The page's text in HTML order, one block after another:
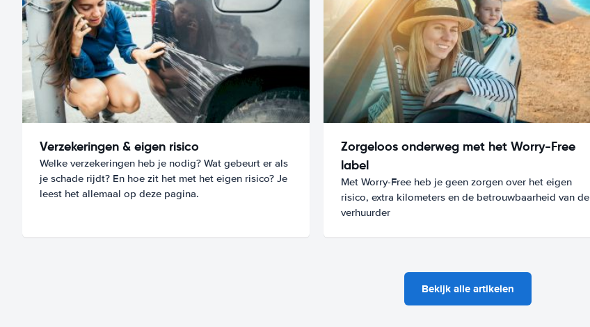
Verzekeringen & eigen risico
Welke verzekeringen heb je nodig? Wat gebeurt er als
je schade rijdt? En hoe zit het met het eigen risico? Je
leest het allemaal op deze pagina.
Zorgeloos onderweg met het Worry-Free
label
Met Worry-Free heb je geen zorgen over het eigen
risico, extra kilometers en de betrouwbaarheid van de
verhuurder
Bekijk alle artikelen